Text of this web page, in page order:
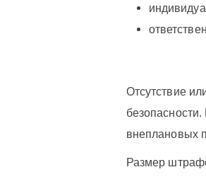
Отсутствие
внеплановых
Размер